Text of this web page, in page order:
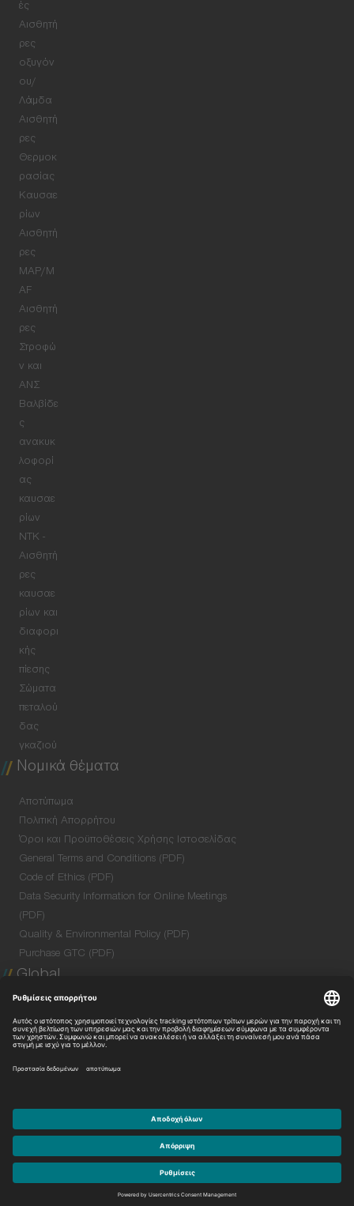
ές
Αισθητή
ρες
οξυγόν
ου/
Λάμδα
Αισθητή
ρες
Θερμοκ
ρασίας
Καυσαε
ρίων
Αισθητή
ρες
MAP/M
AF
Αισθητή
ρες
Στροφώ
ν και
ΑΝΣ
Βαλβίδε
ς
ανακυκ
λοφορί
ας
καυσαε
ρίων
NTK -
Αισθητή
ρες
καυσαε
ρίων και
διαφορι
κής
πίεσης
Σώματα
πεταλού
δας
γκαζιού
Νομικά θέματα
Αποτύπωμα
Πολιτική Απορρήτου
Όροι και Προϋποθέσεις Χρήσης Ιστοσελίδας
General Terms and Conditions (PDF)
Code of Ethics (PDF)
Data Security Information for Online Meetings
(PDF)
Quality & Environmental Policy (PDF)
Purchase GTC (PDF)
Global
Global Network
Venture Lab
Με την επιφύλαξη παντός δικαιώματος.